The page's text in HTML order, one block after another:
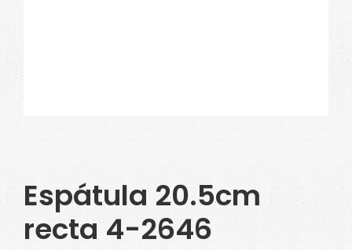
Espátula 20.5cm
recta 4-2646